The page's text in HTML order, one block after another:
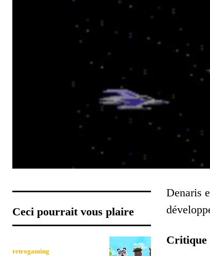
Ceci pourrait vous plaire
retrogaming
Denaris
Critique